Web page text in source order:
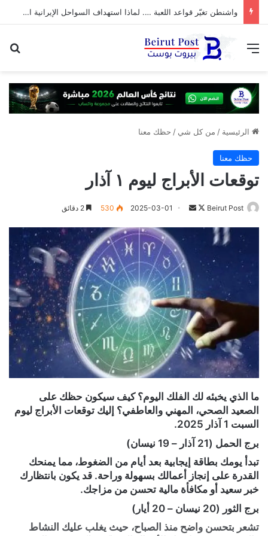
واشنطن تغيّر قواعد اللعبة …. لماذا استهداف السواحل الإيرانية الآن؟
القائمة
الرئيسية / من كل شي / حظك معنا
حظك معنا
توقعات الأبراج ليوم ١ آذار
Beirut Post
تابعأرسل
إلكترونيا
2025-03-01
530
ما الذي يخبئه لك الفلك اليوم؟ كيف سيكون حظك على
الصعيد الصحي، المهني والعاطفي؟ إليك توقعات الأبراج ليوم
السبت 1 آذار 2025.
برج الحمل (21 آذار – 19 نيسان)
تبدأ يومك بطاقة إيجابية بعد أيام من الضغوط، مما يمنحك
القدرة على إنجاز أعمالك بسهولة وراحة. قد يكون بانتظارك
خبر سعيد أو مكافأة مالية تحسن من مزاجك.
برج الثور (20 نيسان – 20 أيار)
تشعر بتحسن واضح منذ الصباح، حيث يغلب عليك النشاط